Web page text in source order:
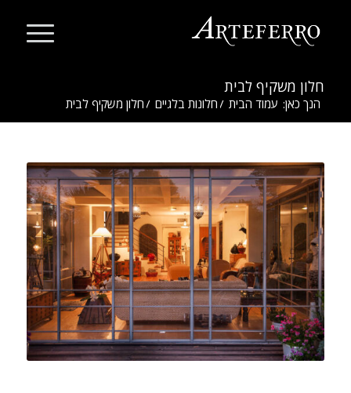
חלון משקיף לבית
הנך כאן: עמוד הבית / חלונות בלגיים / חלון משקיף לבית